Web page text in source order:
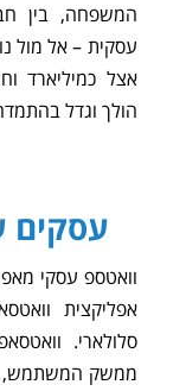
המשפחה, בין
עסקית – אל מול
אצל כמיליארד
הולך וגדל
עסקים
וואטספ עסקי
אפליקצית
סלולארי.
ממשק המשתמש,